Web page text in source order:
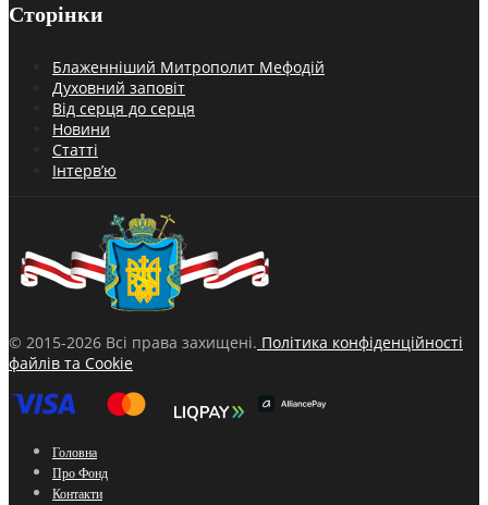
Сторінки
Блаженніший Митрополит Мефодій
Духовний заповіт
Від серця до серця
Новини
Статті
Інтерв’ю
© 2015-2026 Всі права захищені. Політика конфіденційності
файлів та Cookie
Головна
Про Фонд
Контакти